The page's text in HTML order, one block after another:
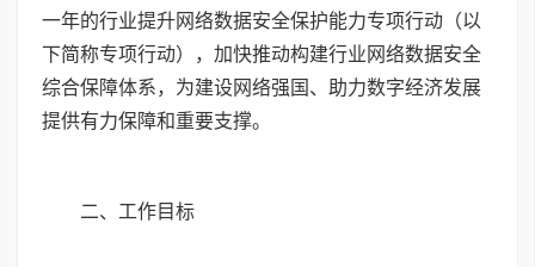
一年的行业提升网络数据安全保护能力专项行动（以
下简称专项行动），加快推动构建行业网络数据安全
综合保障体系，为建设网络强国、助力数字经济发展
提供有力保障和重要支撑。
二、工作目标